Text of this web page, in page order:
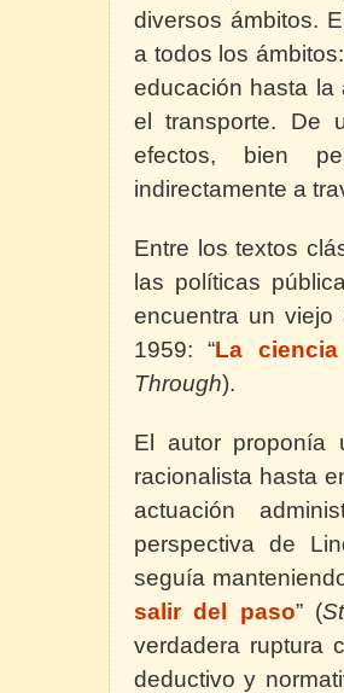
diversos ámbitos.
a todos los
educación hasta la
el transporte. De
efectos, bien
indirectamente a
Entre los textos
las políticas
encuentra un
1959: “La
Through).
El autor proponía
racionalista hasta
actuación
perspectiva de
seguía
salir del paso” (
verdadera ruptura
deductivo y